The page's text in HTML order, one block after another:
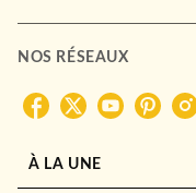
NOS RÉSEAUX
À LA UNE